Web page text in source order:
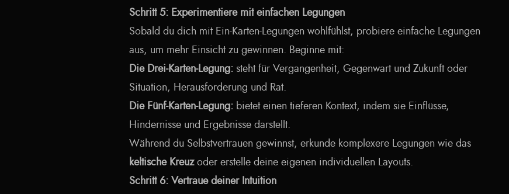
Schritt 5: Experimentiere mit einfachen Legungen
Sobald du dich mit Ein-Karten-Legungen wohlfühlst, probiere einfache Legungen
aus, um mehr Einsicht zu gewinnen. Beginne mit:
Die Drei-Karten-Legung: steht für Vergangenheit, Gegenwart und Zukunft oder
Situation, Herausforderung und Rat.
Die Fünf-Karten-Legung: bietet einen tieferen Kontext, indem sie Einflüsse,
Hindernisse und Ergebnisse darstellt.
Während du Selbstvertrauen gewinnst, erkunde komplexere Legungen wie das
keltische Kreuzoder erstelle deine eigenen individuellen Layouts.
Schritt 6: Vertraue deiner Intuition